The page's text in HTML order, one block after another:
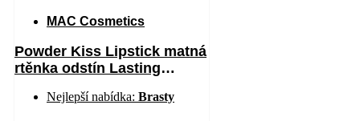
MAC Cosmetics
Powder Kiss Lipstick matná
rtěnka odstín Lasting
Nejlepší nabídka: Brasty